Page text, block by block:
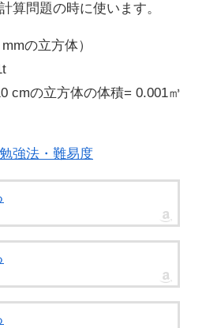
問題の時に使います。
の立方体）
cmの立方体の体積= 0.001㎥
強法・難易度